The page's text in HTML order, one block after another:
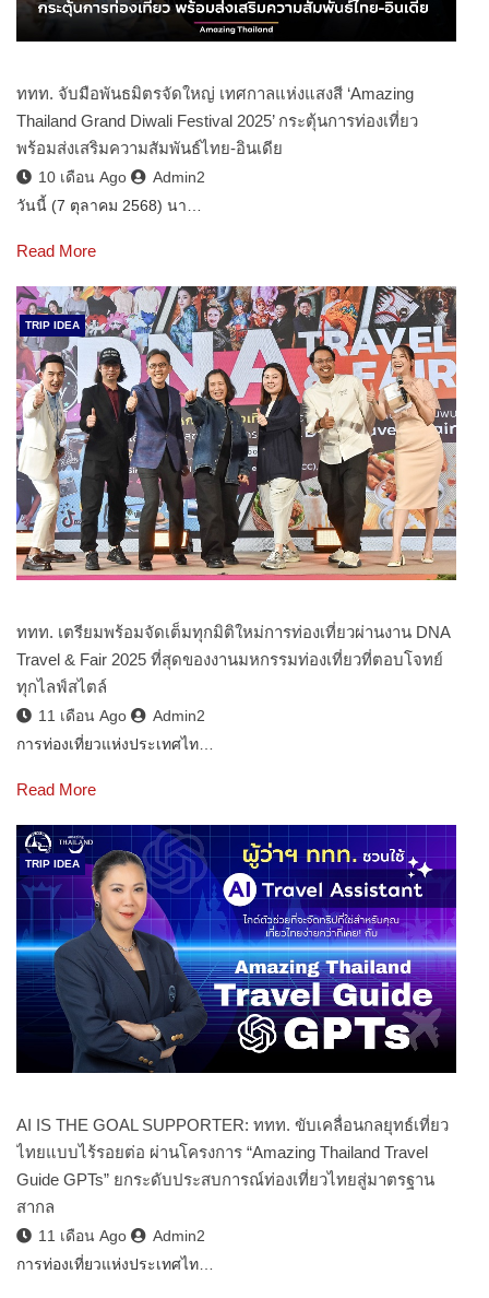
ททท. จับมือพันธมิตรจัดใหญ่ เทศกาลแห่งแสงสี ‘Amazing
Thailand Grand Diwali Festival 2025’ กระตุ้นการท่องเที่ยว
พร้อมส่งเสริมความสัมพันธ์ไทย-อินเดีย
10 เดือน Ago
Admin2
วันนี้ (7 ตุลาคม 2568) นา…
Read More
TRIP IDEA
ททท. เตรียมพร้อมจัดเต็มทุกมิติใหม่การท่องเที่ยวผ่านงาน DNA
Travel & Fair 2025 ที่สุดของงานมหกรรมท่องเที่ยวที่ตอบโจทย์
ทุกไลฟ์สไตล์
11 เดือน Ago
Admin2
การท่องเที่ยวแห่งประเทศไท…
Read More
TRIP IDEA
AI IS THE GOAL SUPPORTER: ททท. ขับเคลื่อนกลยุทธ์เที่ยว
ไทยแบบไร้รอยต่อ ผ่านโครงการ “Amazing Thailand Travel
Guide GPTs” ยกระดับประสบการณ์ท่องเที่ยวไทยสู่มาตรฐาน
สากล
11 เดือน Ago
Admin2
การท่องเที่ยวแห่งประเทศไท…